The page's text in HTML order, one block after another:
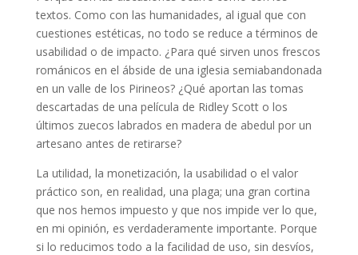
textos. Como con las humanidades, al igual que con
cuestiones estéticas, no todo se reduce a términos de
usabilidad o de impacto. ¿Para qué sirven unos frescos
románicos en el ábside de una iglesia semiabandonada
en un valle de los Pirineos? ¿Qué aportan las tomas
descartadas de una película de Ridley Scott o los
últimos zuecos labrados en madera de abedul por un
artesano antes de retirarse?
La utilidad, la monetización, la usabilidad o el valor
práctico son, en realidad, una plaga; una gran cortina
que nos hemos impuesto y que nos impide ver lo que,
en mi opinión, es verdaderamente importante. Porque
si lo reducimos todo a la facilidad de uso, sin desvíos,